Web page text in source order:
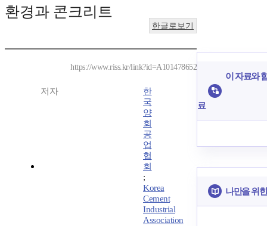
환경과 콘크리트
한글로보기
https://www.riss.kr/link?id=A101478652
저자
한
국
양
회
공
업
협
회
;
Korea
Cement
Industrial
Association
이 자료와
료
나만을 위